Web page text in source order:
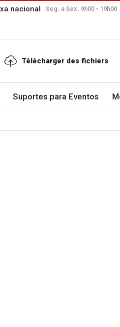
nacional
Seg. a Sex. 9h00 - 19h00
Télécharger des fichiers
Suportes para Eventos